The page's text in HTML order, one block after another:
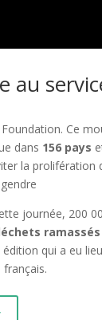
au
Ce
dans 156 pays
la prolifération
journée, 200
qui a eu